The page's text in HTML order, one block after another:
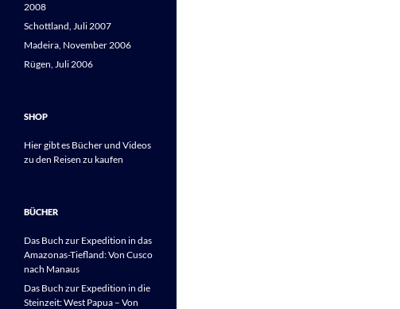
2008
Schottland, Juli 2007
Madeira, November 2006
Rügen, Juli 2006
SHOP
Hier gibt es Bücher und Videos
zu den Reisen zu kaufen
BÜCHER
Das Buch zur Expedition in das
Amazonas-Tiefland: Von Cusco
nach Manaus
Das Buch zur Expedition in die
Steinzeit: West Papua – Von